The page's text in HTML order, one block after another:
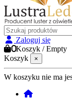
Zaloguj się
0Koszyk /Empty
Koszyk
×
W koszyku nie ma